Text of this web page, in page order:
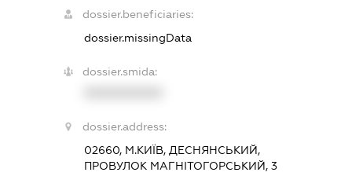
dossier.beneficiaries:
dossier.missingData
dossier.smida:
dossier.address:
02660, М.КИЇВ, ДЕСНЯНСЬКИЙ,
ПРОВУЛОК МАГНІТОГОРСЬКИЙ, 3